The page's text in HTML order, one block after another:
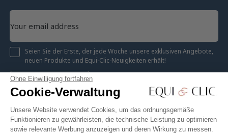
Ohne Einwilligung fortfahren
Cookie-Verwaltung
Unsere Website verwendet Cookies, um das ordnungsgemäße
Funktionieren zu gewährleisten, die technische Leistung zu optimieren
sowie relevante Werbung anzuzeigen und deren Wirkung zu messen.
Seien Sie der Erste, der jede Woche unsere exklusiven Angebote,
neuen Produkte und Equi-Clic-Neuigkeiten erhält!
Registrieren